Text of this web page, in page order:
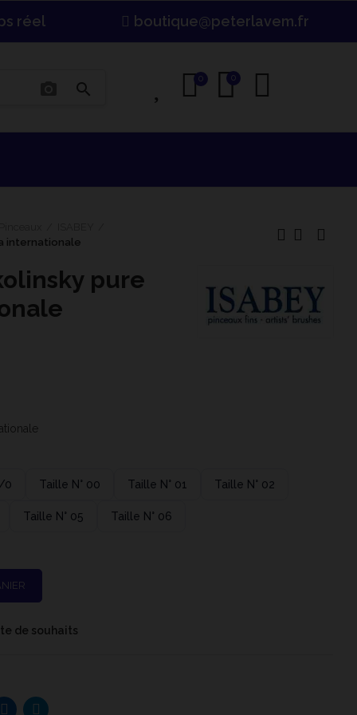
réel boutique@peterlavem.fr
search
0 0
internationale
pure
0 Taille N° 00 Taille N° 01 Taille N° 02
Taille N° 05 Taille N° 06
de souhaits